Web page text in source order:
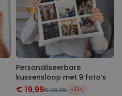
Personaliseerbare
kussensloop met 9 foto’s
€ 19,99€ 29,99 -33%